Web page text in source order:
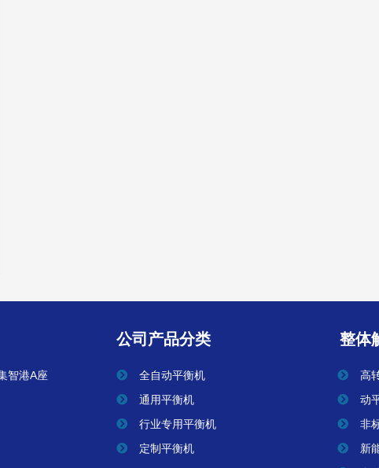
智港A座
公司产品分类
全自动平衡机
通用平衡机
行业专用平衡机
定制平衡机
整体
高
动
非
新